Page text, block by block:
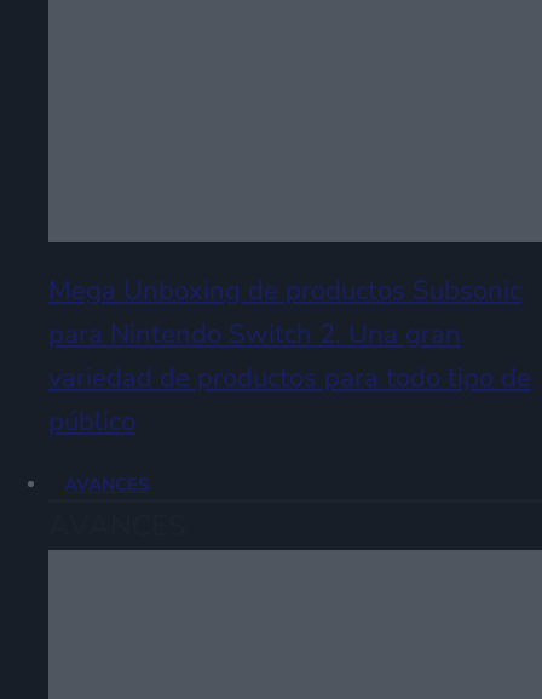
Mega Unboxing de productos Subsonic
para Nintendo Switch 2. Una gran
variedad de productos para todo tipo de
público
AVANCES